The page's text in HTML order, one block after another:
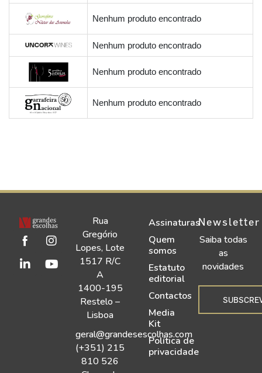
Nenhum produto encontrado
Nenhum produto encontrado
Nenhum produto encontrado
Nenhum produto encontrado
Rua
Gregório
Lopes, Lote
1517 R/C
A
1400-195
Restelo –
Lisboa
geral@grandesescolhas.com
(+351) 215
810 526
Assinaturas
Quem
somos
Estatuto
editorial
Contactos
Media
Kit
Política de
privacidade
Newsletter
Saiba todas
as
novidades